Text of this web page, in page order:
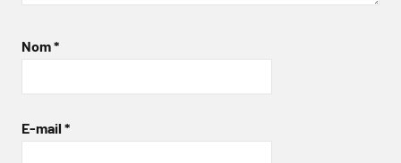
Nom*
E-mail *